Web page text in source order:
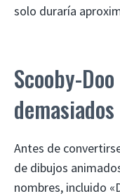
solo duraría
Scooby-
Antes de
de dibujos
nombres, incluido